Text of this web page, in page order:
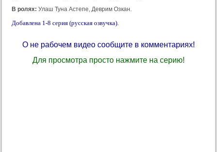
В ролях: Улаш Туна Астепе, Деврим Озкан.
Добавлена 1-8 серия (русская озвучка).
О не рабочем видео сообщите в комментариях!
Для просмотра просто нажмите на серию!